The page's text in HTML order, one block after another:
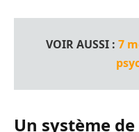
VOIR AUSSI : 7
Un système